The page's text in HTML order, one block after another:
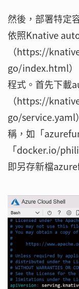
然後，部署特定
依照Knative
（https://
go/index.html）
程式。首先下載
（https://
go/service.yaml
稱，如「
「docker.io/
即另存新檔